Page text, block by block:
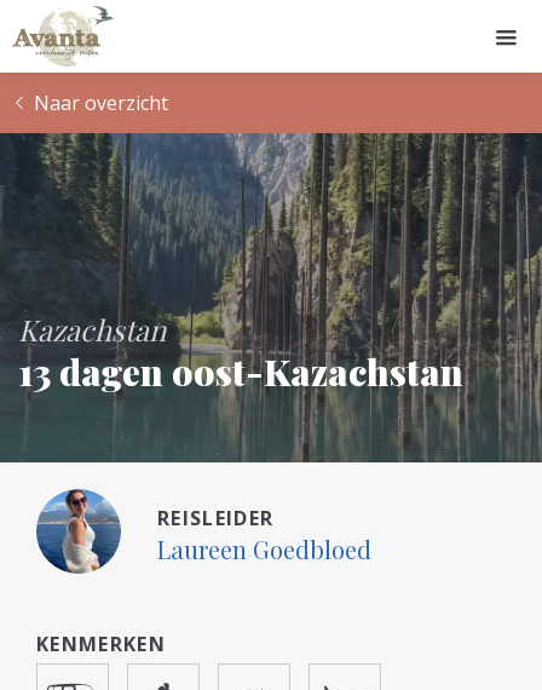
Naar overzicht
Kazachstan
13 dagen oost-Kazachstan
REISLEIDER
Laureen Goedbloed
KENMERKEN